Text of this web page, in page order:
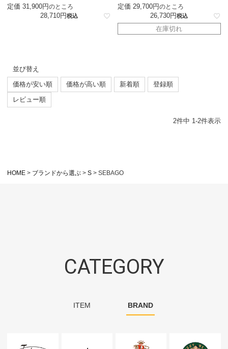
定価 31,900 のところ
28,710 税込
定価 29,700 のところ
26,730 税込
在庫切れ
並び替え
価格が安い順
価格が高い順 新着順
登録順
レビュー順
2件中 1-2件表示
HOME ブランドから選ぶ S SEBAGO
CATEGORY
ITEM BRAND